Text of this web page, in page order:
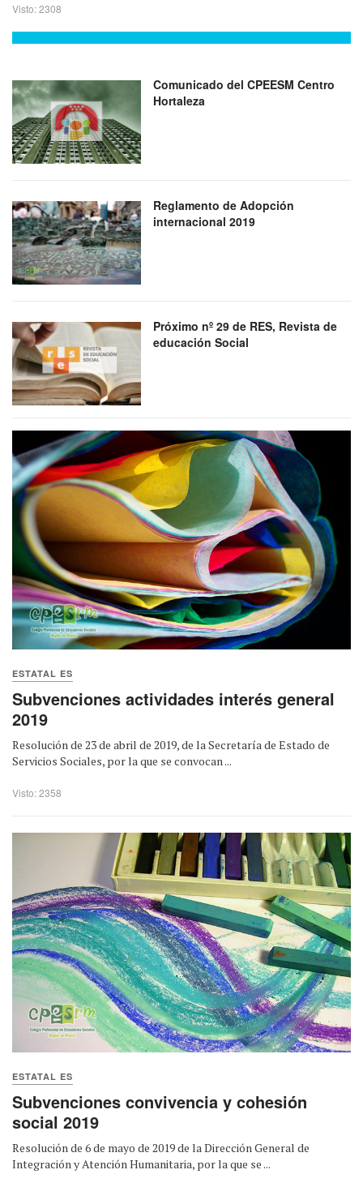
Visto: 2308
Comunicado del CPEESM Centro
Hortaleza
Reglamento de Adopción
internacional 2019
Próximo nº 29 de RES, Revista de
educación Social
ESTATAL ES
Subvenciones actividades interés general
2019
Resolución de 23 de abril de 2019, de la Secretaría de Estado de
Servicios Sociales, por la que se convocan ...
Visto: 2358
ESTATAL ES
Subvenciones convivencia y cohesión
social 2019
Resolución de 6 de mayo de 2019 de la Dirección General de
Integración y Atención Humanitaria, por la que se ...